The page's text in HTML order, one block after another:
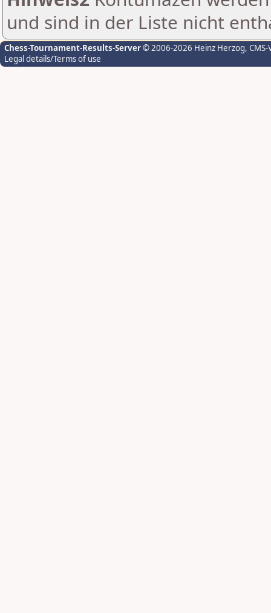
und sind in der Liste nicht
Chess-Tournament-Results-Server© 2006-2026 Heinz Herzog,
Legal details/Terms of use